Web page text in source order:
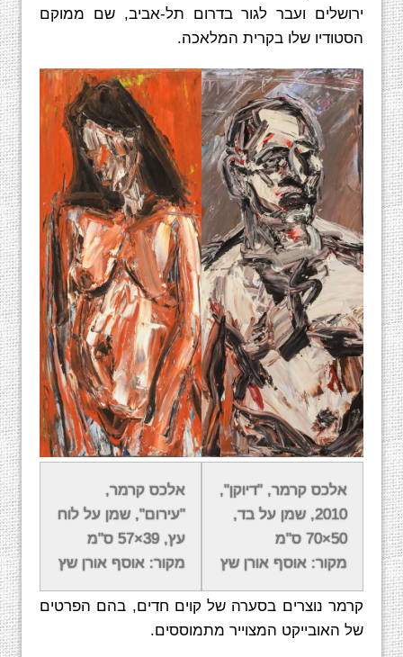
ירושלים ועבר לגור בדרום תל-אביב, שם ממוקם
הסטודיו שלו בקרית המלאכה.
אלכס קרמר, "דיוקן",
2010, שמן על בד,
50×70 ס"מ
מקור: אוסף אורן שץ
אלכס קרמר,
"עירום", שמן על לוח
עץ, 39×57 ס"מ
מקור: אוסף אורן שץ
אודות יצירתו של אלכס קרמר
קרמר הוא אמן אקספרסיבי העובד בשכבות עבות
וחומריות של צבע, אליהן הוא מוסיף שכבות על גבי
קרמר נוצרים בסערה של קוים חדים, בהם הפרטים
של האובייקט המצוייר מתמוססים.